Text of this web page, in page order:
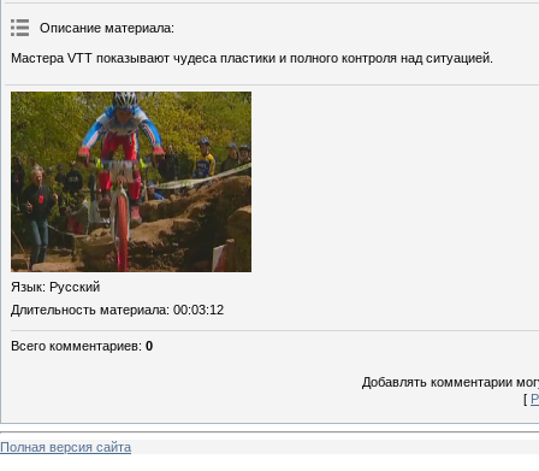
Описание материала:
Мастера VTT показывают чудеса пластики и полного контроля над ситуацией.
Язык: Русский
Длительность материала: 00:03:12
Всего комментариев: 0
Добавлять комментарии
[
Полная версия сайта